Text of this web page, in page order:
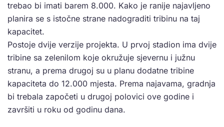
trebao bi imati barem 8.000. Kako je ranije najavljeno
planira se s istočne strane nadograditi tribinu na taj
kapacitet.
Postoje dvije verzije projekta. U prvoj stadion ima dvije
tribine sa zelenilom koje okružuje sjevernu i južnu
stranu, a prema drugoj su u planu dodatne tribine
kapaciteta do 12.000 mjesta. Prema najavama, gradnja
bi trebala započeti u drugoj polovici ove godine i
završiti u roku od godinu dana.